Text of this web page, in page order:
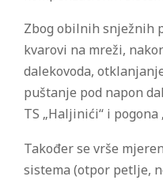
Zbog obilnih snježnih
kvarovi na mreži,
dalekovoda,
puštanje pod napon
TS „Haljinići“ i
Također se vrše
sistema (otpor petlje,